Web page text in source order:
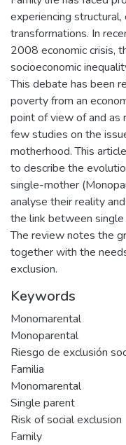
experiencing
transformations. In
2008 economic crisis,
socioeconomic
This debate has been
poverty from an
point of view of and as
few studies on the
motherhood. This
to describe the
single-mother
analyse their reality
the link between single
The review notes the
together with the
exclusion.
Keywords
Monomarental
Monoparental
Riesgo de exclusión
Familia
Monomarental
Single parent
Risk of social exclusion
Family